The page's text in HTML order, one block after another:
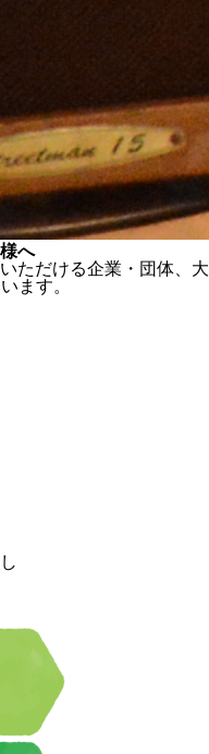
へ
ただける企業・団体、大
ます。